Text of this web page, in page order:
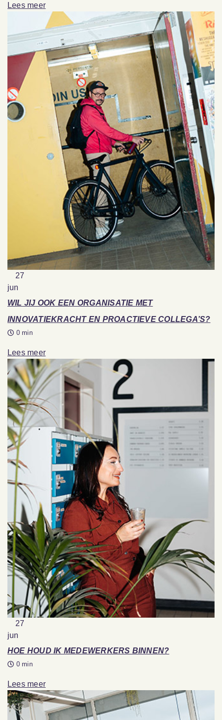
Lees meer
27
jun
WIL JIJ OOK EEN ORGANISATIE MET
INNOVATIEKRACHT EN PROACTIEVE COLLEGA’S?
0 min
Lees meer
27
jun
HOE HOUD IK MEDEWERKERS BINNEN?
0 min
Lees meer